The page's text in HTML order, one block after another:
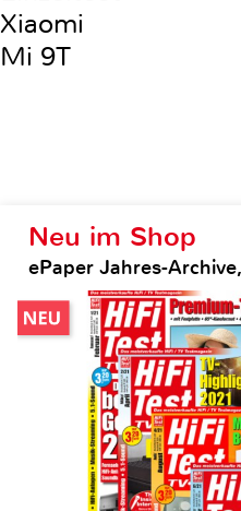
Neu im Shop
ePaper Jahres-
Xiaomi
Mi 9T